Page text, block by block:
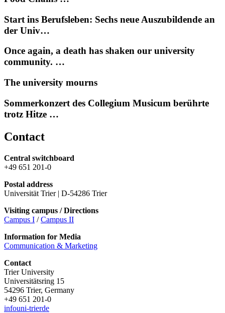
Start ins Berufsleben: Sechs neue Auszubildende an
der Univ…
Once again, a death has shaken our university
community. …
The university mourns
Sommerkonzert des Collegium Musicum berührte
trotz Hitze …
Contact
Central switchboard
+49 651 201-0
Postal address
Universität Trier | D-54286 Trier
Visiting campus / Directions
Campus I /Campus II
Information for Media
Communication & Marketing
Contact
Trier University
Universitätsring 15
54296 Trier, Germany
+49 651 201-0
infouni-trierde